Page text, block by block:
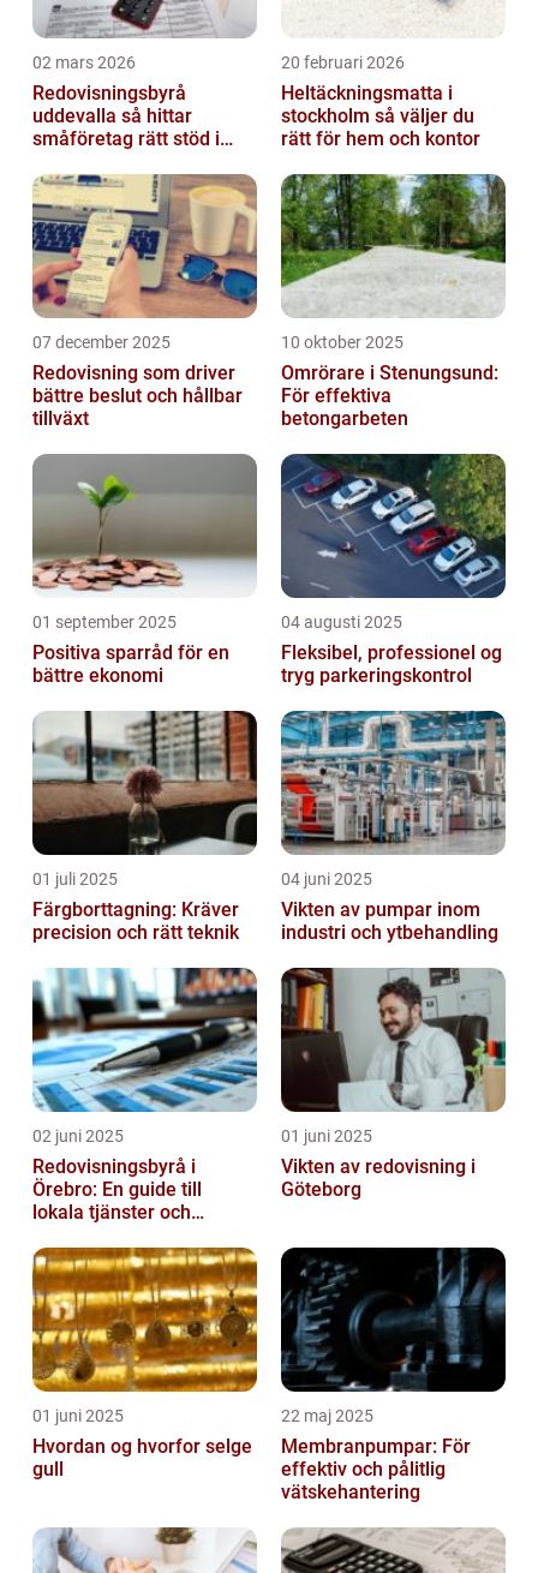
02 mars 2026
Redovisningsbyrå
uddevalla så hittar
småföretag rätt stöd i
20 februari 2026
Heltäckningsmatta i
stockholm så väljer du
rätt för hem och kontor
07 december 2025
Redovisning som driver
bättre beslut och hållbar
tillväxt
10 oktober 2025
Omrörare i Stenungsund:
För effektiva
betongarbeten
01 september 2025
Positiva sparråd för en
bättre ekonomi
04 augusti 2025
Fleksibel, professionel og
tryg parkeringskontrol
01 juli 2025
Färgborttagning: Kräver
precision och rätt teknik
04 juni 2025
Vikten av pumpar inom
industri och ytbehandling
02 juni 2025
Redovisningsbyrå i
Örebro: En guide till
lokala tjänster och
01 juni 2025
Vikten av redovisning i
Göteborg
01 juni 2025
Hvordan og hvorfor selge
gull
22 maj 2025
Membranpumpar: För
effektiv och pålitlig
vätskehantering